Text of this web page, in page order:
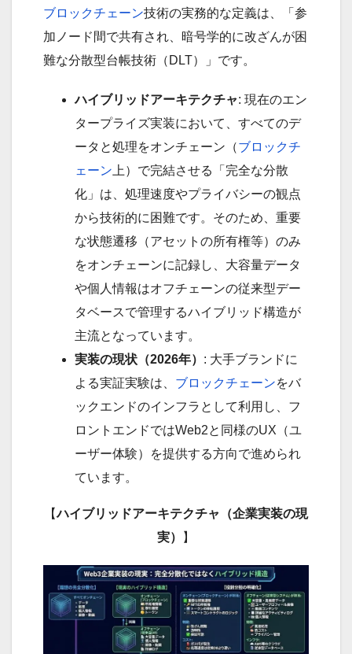
ブロックチェーン技術の実務的な定義は、「参
加ノード間で共有され、暗号学的に改ざんが困
難な分散型台帳技術（DLT）」です。
ハイブリッドアーキテクチャ: 現在のエン
タープライズ実装において、すべてのデ
ータと処理をオンチェーン（ブロックチ
ェーン 上）で完結させる「完全な分散
化」は、処理速度やプライバシーの観点
から技術的に困難です。そのため、重要
な状態遷移（アセットの所有権等）のみ
をオンチェーンに記録し、大容量データ
や個人情報はオフチェーンの従来型デー
タベースで管理するハイブリッド構造が
主流となっています。
実装の現状（2026年） : 大手ブランドに
よる実証実験は、 ブロックチェーンをバ
ックエンドのインフラとして利用し、フ
ロントエンドではWeb2と同様のUX（ユ
ーザー体験）を提供する方向で進められ
ています。
【ハイブリッドアーキテクチャ（企業実装の現
実）
】